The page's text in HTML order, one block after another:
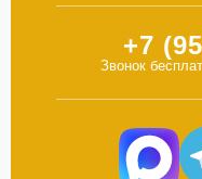
+7
Звонок